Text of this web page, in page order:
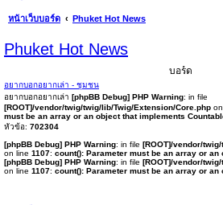
หน้าเว็บบอร์ด
Phuket Hot News
Phuket Hot News
บอร์ด
อยากบอกอยากเล่า - ชุมชน
อยากบอกอยากเล่า [phpBB Debug] PHP Warning: in file
[ROOT]/vendor/twig/twig/lib/Twig/Extension/Core.php
must be an array or an object that implements
หัวข้อ: 702304
[phpBB Debug] PHP Warning: in file [ROOT]/vendor/
on line 1107: count(): Parameter must be an array or
[phpBB Debug] PHP Warning: in file [ROOT]/vendor/
on line 1107: count(): Parameter must be an array or